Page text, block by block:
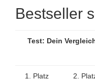
Bestseller
Test: Dein
1. Platz 2.